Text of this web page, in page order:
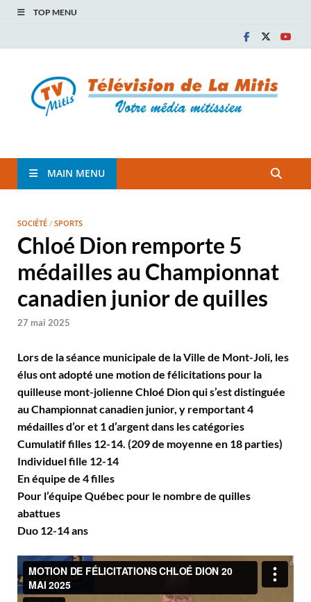
TOP MENU
TVM
MAIN MENU
SOCIÉTÉ / SPORTS
Chloé Dion remporte 5
médailles au Championnat
canadien junior de quilles
27 mai 2025
Lors de la séance municipale de la Ville de Mont-Joli, les
élus ont adopté une motion de félicitations pour la
quilleuse mont-jolienne Chloé Dion qui s’est distinguée
au Championnat canadien junior, y remportant 4
médailles d’or et 1 d’argent dans les catégories
Cumulatif filles 12-14. (209 de moyenne en 18 parties)
Individuel fille 12-14
En équipe de 4 filles
Pour l’équipe Québec pour le nombre de quilles
abattues
Duo 12-14 ans